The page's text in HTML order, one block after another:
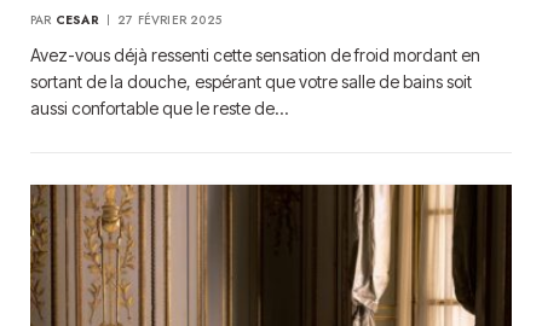
PAR CESAR 27 FÉVRIER 2025
Avez-vous déjà ressenti cette sensation de froid mordant en
sortant de la douche, espérant que votre salle de bains soit
aussi confortable que le reste de…